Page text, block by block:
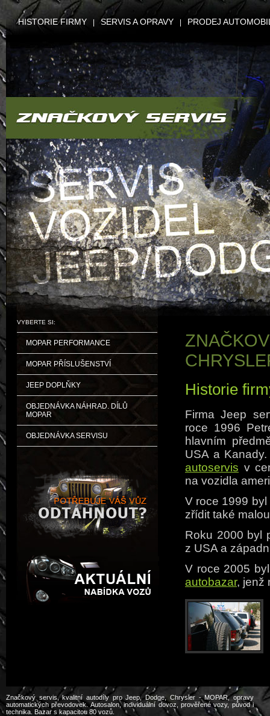
HISTORIE FIRMY SERVIS A OPRAVY PRODEJ
VYBERTE SI:
MOPAR PERFORMANCE
MOPAR PŘÍSLUŠENSTVÍ
JEEP DOPLŇKY
OBJEDNÁVKA NÁHRAD. DÍLŮ
MOPAR
OBJEDNÁVKA SERVISU
Historie
Firma Jeep
roce 1996
hlavním
USA a
autoservis v
na vozidla
V roce 1999
zřídit také
Roku 2000 byl
z USA a
V roce 2005
autobazar, jenž
Značkový servis, kvalitní autodíly pro Jeep, Dodge, Chrysler - MOPAR, opravy
automatických převodovek. Autosalon, individuální dovoz, prověřené vozy, původ i
technika. Bazar s kapacitou 80 vozů.